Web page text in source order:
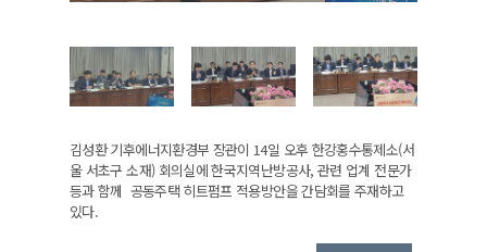
김성환 기후에너지환경부 장관이 14일 오후 한강홍수통제소(서
울 서초구 소재) 회의실에 한국지역난방공사, 관련 업계 전문가
등과 함께 공동주택 히트펌프 적용방안을 간담회를 주재하고
있다.